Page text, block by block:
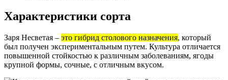
Характеристики сорта
Заря Несветая – это гибрид столового назначения, который
был получен экспериментальным путем. Культура отличается
повышенной стойкостью к различным заболеваниям, ягоды
крупной формы, сочные, с отличным вкусом.